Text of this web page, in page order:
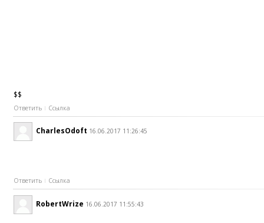
$$
Ответить Ссылка
CharlesOdoft 16.06.2017 11:26:45
Ответить Ссылка
RobertWrize 16.06.2017 11:55:43